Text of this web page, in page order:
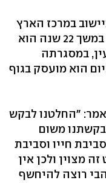
במרכז הארץ
שבו מתגוררים אנשי ביטחון רבים. במשך 22 שנה הוא
המודיעין, במסגרתה
הוא מועסק בגוף
אמר: "החלטנו לבקש
משום
חייו וסביבת
מצוין ולכן אין
רוצה להיחשף